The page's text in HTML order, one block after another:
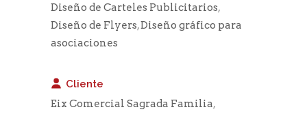
Diseño de Carteles Publicitarios,
Diseño de Flyers,Diseño gráfico para
asociaciones
Cliente
Eix Comercial Sagrada Familia,